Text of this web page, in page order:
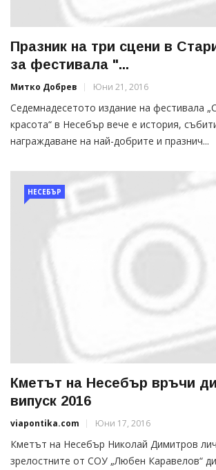
Празник на три сцени в
за фестивала "...
Митко Добрев Юни 21, 2016
Седемнадесетото издание на фестивала
красота“ в Несебър вече е история,
награждаване на най-добрите и празнич...
НЕСЕБЪР
Кметът на Несебър връчи
випуск 2016
viapontika.com Юни 17, 2016
Кметът на Несебър Николай Димитров
зрелостните от СОУ „Любен Каравелов“